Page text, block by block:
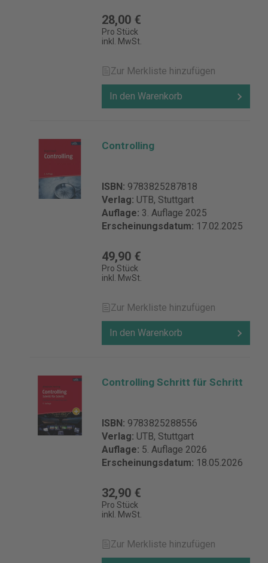
28,00 €
Pro Stück
inkl. MwSt.
Zur Merkliste hinzufügen
In den Warenkorb
Controlling
ISBN: 9783825287818
Verlag: UTB, Stuttgart
Auflage: 3. Auflage 2025
Erscheinungsdatum: 17.02.2025
49,90 €
Pro Stück
inkl. MwSt.
Zur Merkliste hinzufügen
In den Warenkorb
Controlling Schritt für Schritt
ISBN: 9783825288556
Verlag: UTB, Stuttgart
Auflage: 5. Auflage 2026
Erscheinungsdatum: 18.05.2026
32,90 €
Pro Stück
inkl. MwSt.
Zur Merkliste hinzufügen